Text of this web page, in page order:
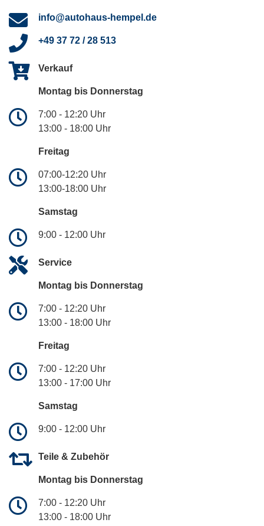
info@autohaus-hempel.de
+49 37 72 / 28 513
Verkauf
Montag bis Donnerstag
7:00 - 12:20 Uhr
13:00 - 18:00 Uhr
Freitag
07:00-12:20 Uhr
13:00-18:00 Uhr
Samstag
9:00 - 12:00 Uhr
Service
Montag bis Donnerstag
7:00 - 12:20 Uhr
13:00 - 18:00 Uhr
Freitag
7:00 - 12:20 Uhr
13:00 - 17:00 Uhr
Samstag
9:00 - 12:00 Uhr
Teile & Zubehör
Montag bis Donnerstag
7:00 - 12:20 Uhr
13:00 - 18:00 Uhr